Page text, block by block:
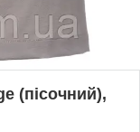
(пісочний),